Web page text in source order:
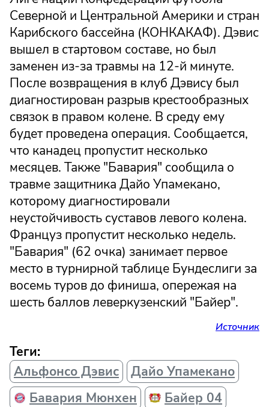
Северной и Центральной Америки и стран
Карибского бассейна (КОНКАКАФ). Дэвис
вышел в стартовом составе, но был
заменен из-за травмы на 12-й минуте.
После возвращения в клуб Дэвису был
диагностирован разрыв крестообразных
связок в правом колене. В среду ему
будет проведена операция. Сообщается,
что канадец пропустит несколько
месяцев. Также "Бавария" сообщила о
травме защитника Дайо Упамекано,
которому диагностировали
неустойчивость суставов левого колена.
Француз пропустит несколько недель.
"Бавария" (62 очка) занимает первое
место в турнирной таблице Бундеслиги за
восемь туров до финиша, опережая на
шесть баллов леверкузенский "Байер".
Источник
Теги:
Альфонсо Дэвис
Дайо Упамекано
Бавария Мюнхен
Байер 04